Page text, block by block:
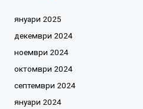
януари 2025
декември 2024
ноември 2024
октомври 2024
септември 2024
януари 2024